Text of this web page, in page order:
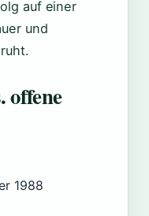
auf einer
und
offene
1988